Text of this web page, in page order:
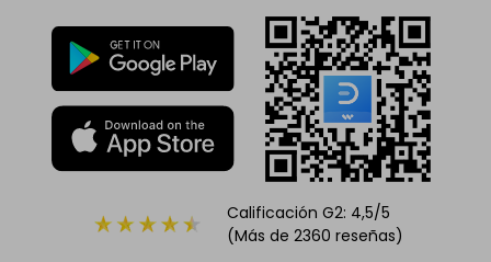
Calificación G2: 4,5/5
(Más de 2360 reseñas)